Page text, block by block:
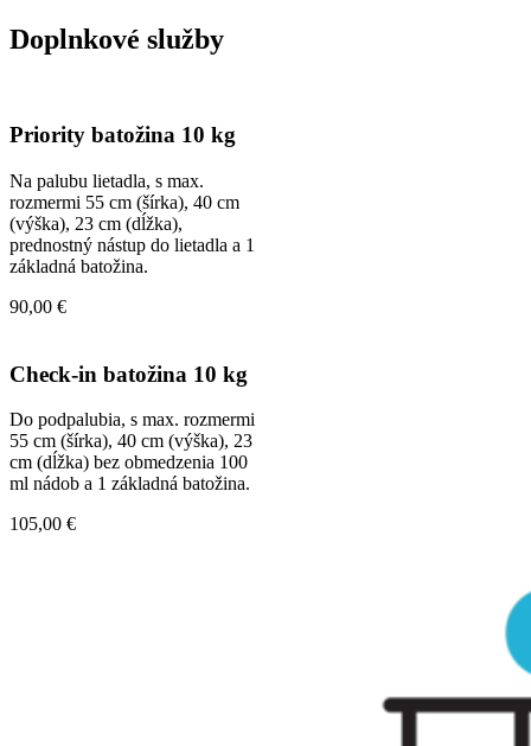
Doplnkové služby
Priority batožina 10 kg
Na palubu lietadla, s max.
rozmermi 55 cm (šírka), 40 cm
(výška), 23 cm (dĺžka),
prednostný nástup do lietadla a 1
základná batožina.
90,00 €
Check-in batožina 10 kg
Do podpalubia, s max. rozmermi
55 cm (šírka), 40 cm (výška), 23
cm (dĺžka) bez obmedzenia 100
ml nádob a 1 základná batožina.
105,00 €